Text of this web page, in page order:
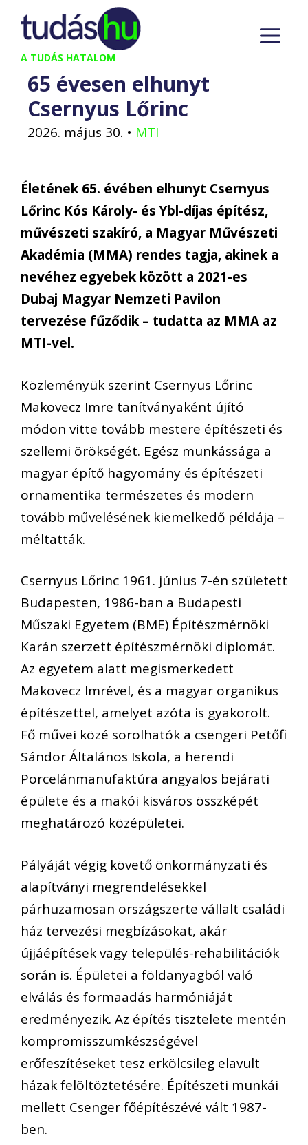
Kilépés
tartalomba
A TUDÁS HATALOM
65 évesen elhunyt
Csernyus Lőrinc
2026. május 30. • MTI
Életének 65. évében elhunyt Csernyus
Lőrinc Kós Károly- és Ybl-díjas építész,
művészeti szakíró, a Magyar Művészeti
Akadémia (MMA) rendes tagja, akinek a
nevéhez egyebek között a 2021-es
Dubaj Magyar Nemzeti Pavilon
tervezése fűződik – tudatta az MMA az
MTI-vel.
Közleményük szerint Csernyus Lőrinc
Makovecz Imre tanítványaként újító
módon vitte tovább mestere építészeti és
szellemi örökségét. Egész munkássága a
magyar építő hagyomány és építészeti
ornamentika természetes és modern
tovább művelésének kiemelkedő példája –
méltatták.
Csernyus Lőrinc 1961. június 7-én született
Budapesten, 1986-ban a Budapesti
Műszaki Egyetem (BME) Építészmérnöki
Karán szerzett építészmérnöki diplomát.
Az egyetem alatt megismerkedett
Makovecz Imrével, és a magyar organikus
építészettel, amelyet azóta is gyakorolt.
Fő művei közé sorolhatók a csengeri Petőfi
Sándor Általános Iskola, a herendi
Porcelánmanufaktúra angyalos bejárati
épülete és a makói kisváros összképét
meghatározó középületei.
Pályáját végig követő önkormányzati és
alapítványi megrendelésekkel
párhuzamosan országszerte vállalt családi
ház tervezési megbízásokat, akár
újjáépítések vagy település-rehabilitációk
során is. Épületei a földanyagból való
elválás és formaadás harmóniáját
eredményezik. Az építés tisztelete mentén
kompromisszumkészségével
erőfeszítéseket tesz erkölcsileg elavult
házak felöltöztetésére. Építészeti munkái
mellett Csenger főépítészévé vált 1987-
ben.